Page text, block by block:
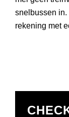
snelbussen in.
rekening met